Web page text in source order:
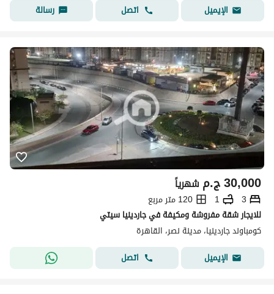
الإيميل
اتصل رسالة
ج.م30,000 شهرياً
3
1
120 متر مربع
للايجار شقة مفروشة ومكيفة في جاردينيا سيتي
كومباوند جاردينيا، مدينة نصر، القاهرة
الإيميل
اتصل